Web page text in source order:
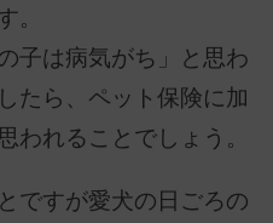
。
子は病気がち」と思わ
たら、ペット保険に加
われることでしょう。
ですが愛犬の日ごろの